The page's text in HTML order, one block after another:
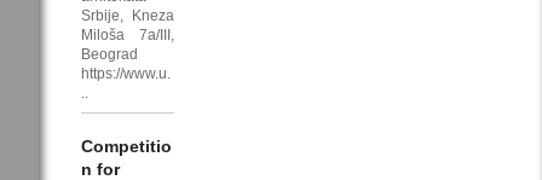
Srbije, Kneza
Miloša 7a/III,
Beograd
https://www.u.
..
Competitio
n for